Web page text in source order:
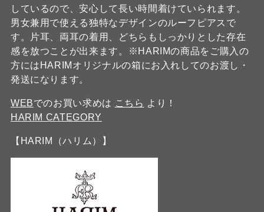
しているので、安心して長い時間着けていられます。
男女兼用で使える独特なデザインのルーフピアスで
す。片耳、両耳の着用、どちらもしっかりとした存在
感を放つことが出来ます。※HARIMの商品をご購入の
方にはHARIMオリジナルの箱にお入れしてのお渡し・
発送になります。
WEBでのお買い求めは こちら より！
HARIM CATEGORY
【HARIM（ハリム）】